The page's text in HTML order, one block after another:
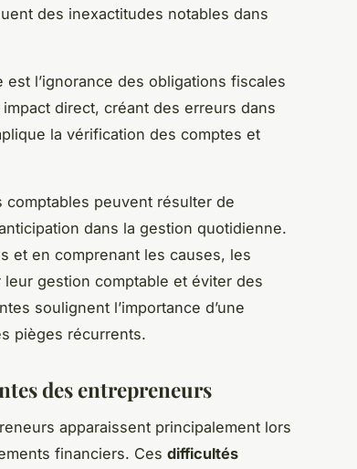
des inexactitudes notables dans
l’ignorance des obligations fiscales
direct, créant des erreurs dans
la vérification des comptes et
peuvent résulter de
dans la gestion quotidienne.
et en comprenant les causes, les
gestion comptable et éviter des
soulignent l’importance d’une
pièges récurrents.
des entrepreneurs
apparaissent principalement lors
financiers. Ces difficultés